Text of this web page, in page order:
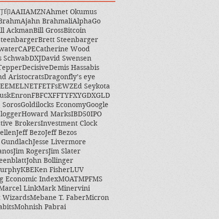
印AAIIAMZNAhmet Okumus
Ajahn BrahmaliAlphaGo
AckmanBill GrossBitcoin
Brett Steenbarger
CAPECatherine Wood
SchwabDXJDavid Swensen
DecisiveDemis Hassabis
AristocratsDragonfly’s eye
EEMELNETFETFsEWZEd Seykota
EnronFBFCXFFTYFXYGDXGLD
SorosGoldilocks EconomyGoogle
Howard MarksIBD50IPO
BrokersInvestment Clock
Jeff BezoJeff Bezos
Jesse Livermore
Jim RogersJim Slater
John Bollinger
KBEKen FisherLUV
Economic IndexMOATMPFMS
LinkMark Minervini
WizardsMebane T. FaberMicron
Mohnish Pabrai